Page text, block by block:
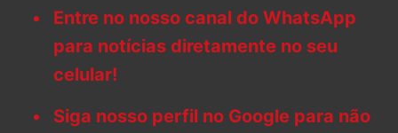
Entre no nosso canal do WhatsApp
para notícias diretamente no seu
celular!
Siga nosso perfil no Google para não